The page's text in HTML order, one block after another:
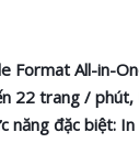
All-in-
22 trang /
năng đặc biệt: